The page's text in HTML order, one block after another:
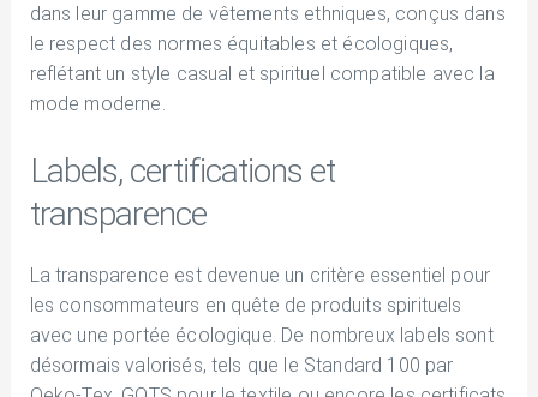
dans leur gamme de vêtements ethniques, conçus dans
le respect des normes équitables et écologiques,
reflétant un style casual et spirituel compatible avec la
mode moderne.
Labels, certifications et
transparence
La transparence est devenue un critère essentiel pour
les consommateurs en quête de produits spirituels
avec une portée écologique. De nombreux labels sont
désormais valorisés, tels que le Standard 100 par